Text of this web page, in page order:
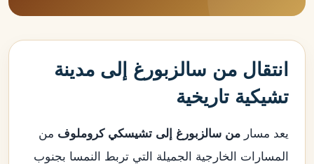
انتقال من سالزبورغ إلى مدينة
تشيكية تاريخية
يعد مسار من سالزبورغ إلى تشيسكي كروملوف من
المسارات الخارجية الجميلة التي تربط النمسا بجنوب